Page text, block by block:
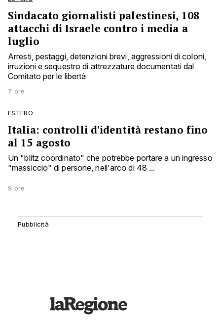
Sindacato giornalisti palestinesi, 108
attacchi di Israele contro i media a
luglio
Arresti, pestaggi, detenzioni brevi, aggressioni di coloni,
irruzioni e sequestro di attrezzature documentati dal
Comitato per le libertà
7 ore
ESTERO
Italia: controlli d'identità restano fino
al 15 agosto
Un "blitz coordinato" che potrebbe portare a un ingresso
"massiccio" di persone, nell'arco di 48 ...
9 ore